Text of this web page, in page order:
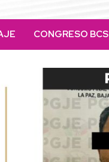
CONGRESO BCS